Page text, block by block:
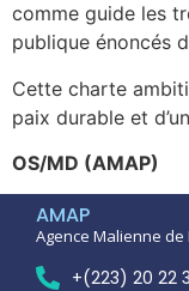
comme guide les
publique énoncés
Cette charte
paix durable et
OS/MD (AMAP)
AMAP
Agence Malienne
+(223) 20 22